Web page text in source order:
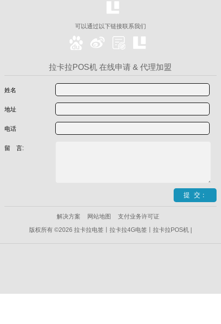
可以通过以下链接联系我们
拉卡拉POS机 在线申请 & 代理加盟
姓名
地址
电话
留 言:
解决方案 网站地图
支付业务许可证
版权所有 ©2026 拉卡拉电签丨拉卡拉4G电签丨拉卡拉POS机 |